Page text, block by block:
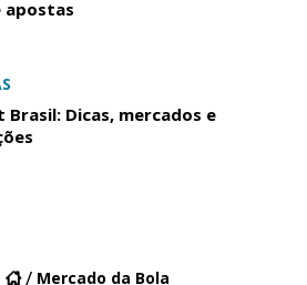
apostas
Brasil: Dicas, mercados e
Mercado da Bola